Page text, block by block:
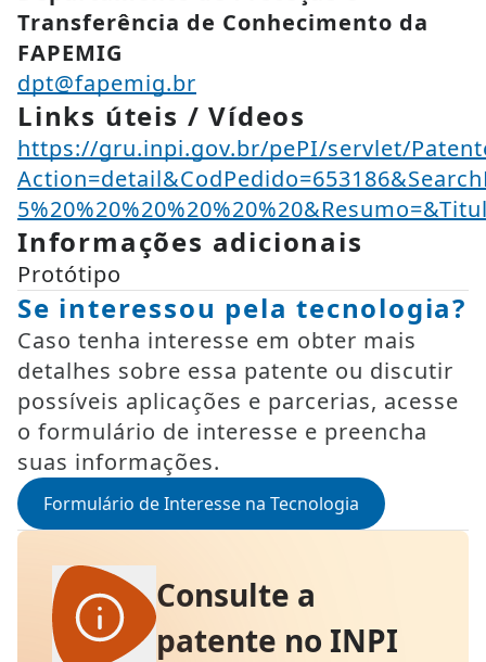
Transferência de Conhecimento da
FAPEMIG
dpt@fapemig.br
Links úteis / Vídeos
https://gru.inpi.gov.br/pePI/servlet/
Informações adicionais
Protótipo
Se interessou pela tecnologia?
Caso tenha interesse em obter mais
detalhes sobre essa patente ou discutir
possíveis aplicações e parcerias, acesse
o formulário de interesse e preencha
suas informações.
Formulário de Interesse na Tecnologia
Consulte a
patente no INPI